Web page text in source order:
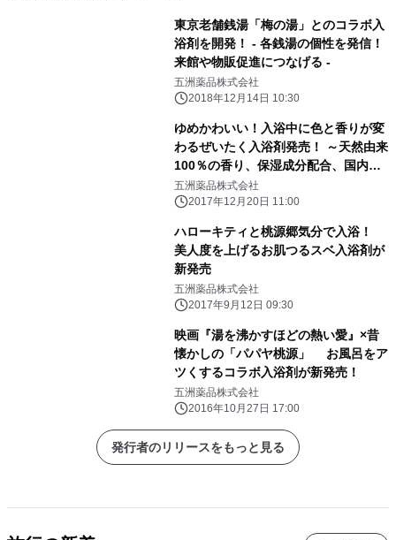
東京老舗銭湯「梅の湯」とのコラボ入
浴剤を開発！ - 各銭湯の個性を発信！
来館や物販促進につなげる -
五洲薬品株式会社
2018年12月14日 10:30
ゆめかわいい！入浴中に色と香りが変
わるぜいたく入浴剤発売！ ～天然由来
100％の香り、保湿成分配合、国内手
づくり高品質～
五洲薬品株式会社
2017年12月20日 11:00
ハローキティと桃源郷気分で入浴！
美人度を上げるお肌つるスベ入浴剤が
新発売
五洲薬品株式会社
2017年9月12日 09:30
映画『湯を沸かすほどの熱い愛』×昔
懐かしの「パパヤ桃源」 お風呂をア
ツくするコラボ入浴剤が新発売！
五洲薬品株式会社
2016年10月27日 17:00
発行者のリリースをもっと見る